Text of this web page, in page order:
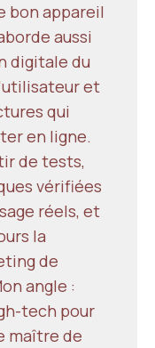
bon appareil
aussi
digitale du
et
qui
en ligne.
de tests,
vérifiées
réels, et
la
de
angle :
tech pour
maître de